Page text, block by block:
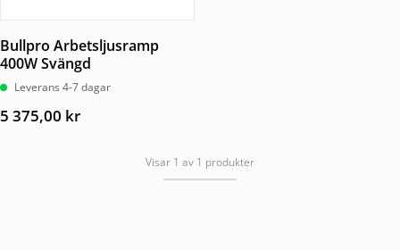
Bullpro Arbetsljusramp
400W Svängd
Leverans 4-7 dagar
5 375,00 kr
Visar 1 av 1 produkter